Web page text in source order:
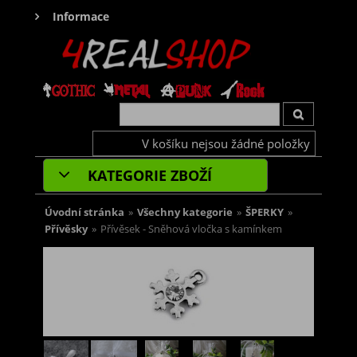
Informace
V košíku nejsou žádné položky
KATEGORIE ZBOŽÍ
Úvodní stránka » Všechny kategorie » ŠPERKY »
Přívěsky » Přívěsek - Sněhová vločka s kamínkem